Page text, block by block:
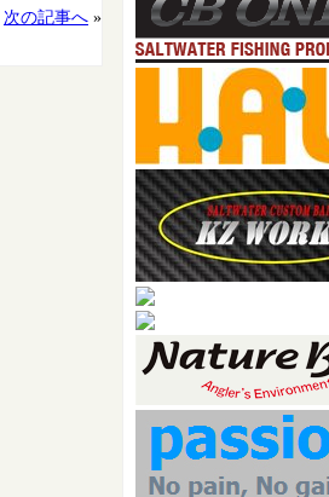
次の記事へ »